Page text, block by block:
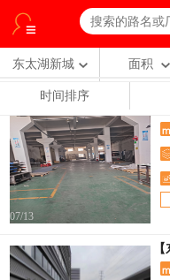
东太湖新城 面积
时间排序
07/13